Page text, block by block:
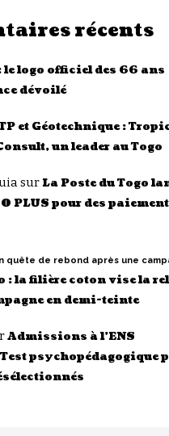
récents
le logo officiel des 66 ans
dévoilé
et Géotechnique :
un leader au Togo
surLa Poste du Togo
PLUS pour des
quête de rebond après une
: la filière coton vise la
en demi-teinte
Admissions à l’ENS
psychopédagogique